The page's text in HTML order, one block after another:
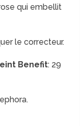
qui embellit
le correcteur.
Benefit: 29